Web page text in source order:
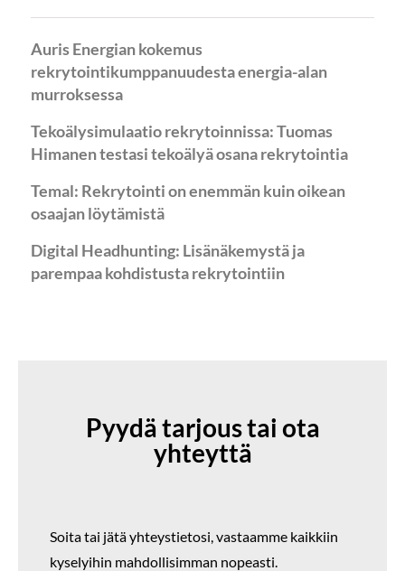
Auris Energian kokemus
rekrytointikumppanuudesta energia-alan
murroksessa
Tekoälysimulaatio rekrytoinnissa: Tuomas
Himanen testasi tekoälyä osana rekrytointia
Temal: Rekrytointi on enemmän kuin oikean
osaajan löytämistä
Digital Headhunting: Lisänäkemystä ja
parempaa kohdistusta rekrytointiin
Pyydä tarjous tai ota
yhteyttä
Soita tai jätä yhteystietosi,vastaamme kaikkiin
kyselyihin mahdollisimman nopeasti.